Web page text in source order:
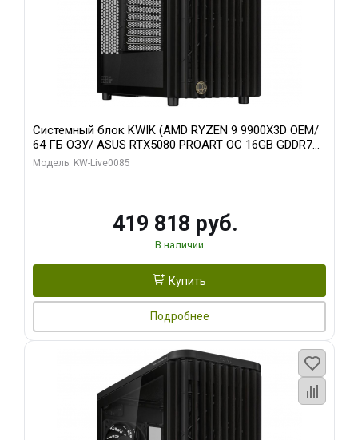
Системный блок KWIK (AMD RYZEN 9 9900X3D OEM/
64 ГБ ОЗУ/ ASUS RTX5080 PROART OC 16GB GDDR7
256bit Type-C DP 2/ 960 ГБ SSD)
Модель: KW-Live0085
419 818 руб.
В наличии
Купить
Подробнее